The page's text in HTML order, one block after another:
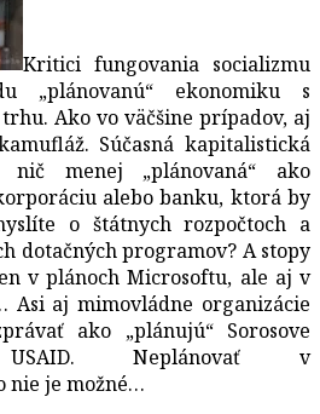
Kritici fungovania socializmu
„plánovanú“ ekonomiku s
Ako vo väčšine prípadov, aj
Súčasná kapitalistická
menej „plánovaná“ ako
alebo banku, ktorá by
o štátnych rozpočtoch a
dotačných programov? A stopy
v plánoch Microsoftu, ale aj v
Asi aj mimovládne organizácie
ako „plánujú“ Sorosove
Neplánovať v
nie je možné…